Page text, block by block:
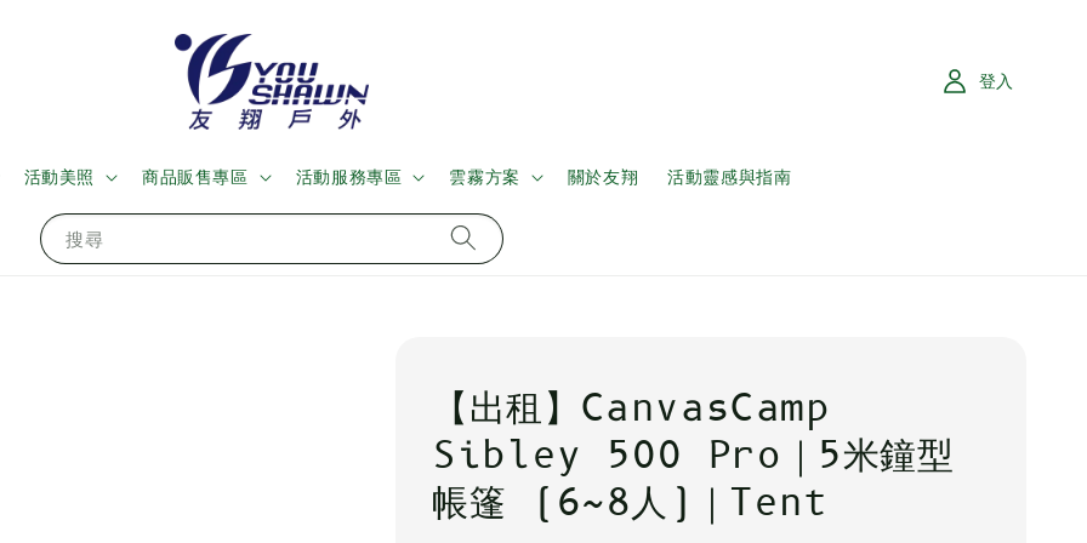
搜尋
活動美照 商品販售專區 活動服務專區 雲霧方案 關於友翔 活動靈感與指南
登入
【出租】CanvasCamp
Sibley 500 Pro｜5米鐘型
帳篷 (6~8人)｜Tent